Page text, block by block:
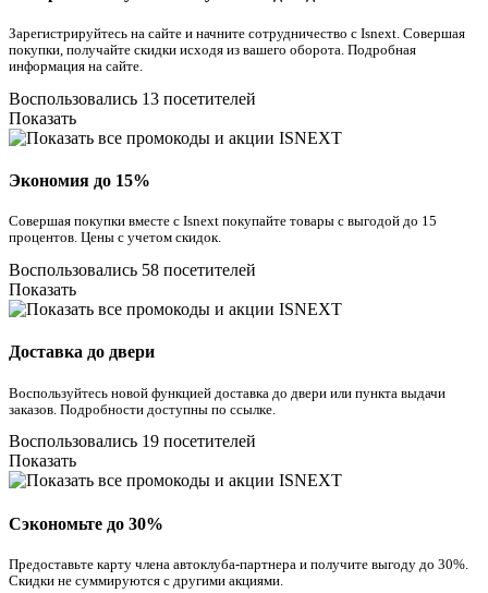
Зарегистрируйтесь на сайте и начните сотрудничество с Isnext. Совершая
покупки, получайте скидки исходя из вашего оборота. Подробная
информация на сайте.
Воспользовались 13 посетителей
Показать
Экономия до 15%
Совершая покупки вместе с Isnext покупайте товары с выгодой до 15
процентов. Цены с учетом скидок.
Воспользовались 58 посетителей
Показать
Доставка до двери
Воспользуйтесь новой функцией доставка до двери или пункта выдачи
заказов. Подробности доступны по ссылке.
Воспользовались 19 посетителей
Показать
Сэкономьте до 30%
Предоставьте карту члена автоклуба-партнера и получите выгоду до 30%.
Скидки не суммируются с другими акциями.